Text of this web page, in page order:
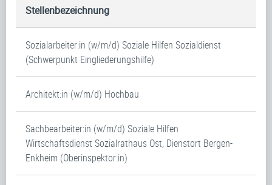
Stellenbezeichnung
Sozialarbeiter:in (w/m/d) Soziale Hilfen Sozialdienst
(Schwerpunkt Eingliederungshilfe)
Architekt:in (w/m/d) Hochbau
Sachbearbeiter:in (w/m/d) Soziale Hilfen
Wirtschaftsdienst Sozialrathaus Ost, Dienstort Bergen-
Enkheim (Oberinspektor:in)